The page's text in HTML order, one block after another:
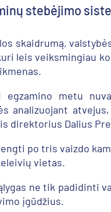
stebėjimo
skaidrumą,
leis veiksmingiau
metu
analizuojant
direktorius Dalius
po tris vaizdo
vietas.
ne tik padidinti
įgūdžius.